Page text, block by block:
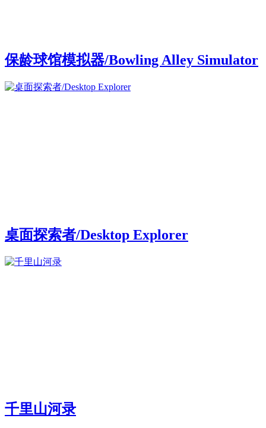
保龄球馆模拟器/Bowling Alley Simulator
桌面探索者/Desktop Explorer
千里山河录